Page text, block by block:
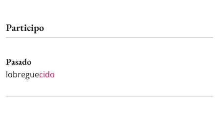
Participo
Pasado
lobreguecido